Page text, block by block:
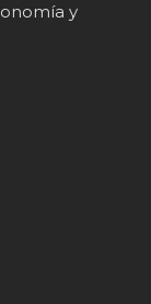
y